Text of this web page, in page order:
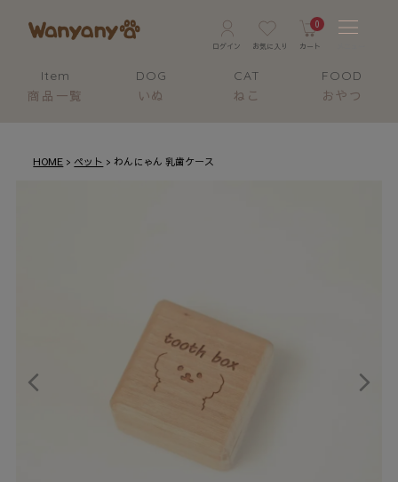
0
Item
商品一覧
DOG
いぬ
CAT
ねこ
FOOD
おやつ
HOME ペット わんにゃん 乳歯ケース